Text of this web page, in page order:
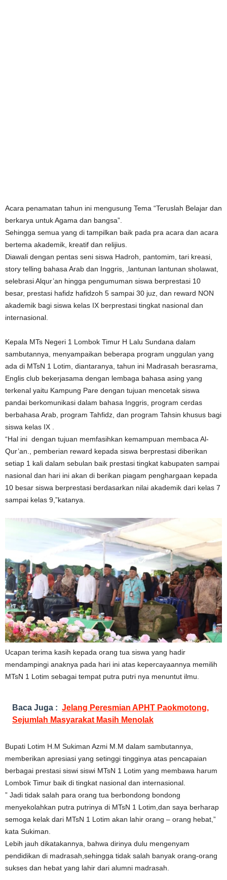
Acara penamatan tahun ini mengusung Tema “Teruslah Belajar dan
berkarya untuk Agama dan bangsa”.
Sehingga semua yang di tampilkan baik pada pra acara dan acara
bertema akademik, kreatif dan relijius.
Diawali dengan pentas seni siswa Hadroh, pantomim, tari kreasi,
story telling bahasa Arab dan Inggris, ,lantunan lantunan sholawat,
selebrasi Alqur’an hingga pengumuman siswa berprestasi 10
besar, prestasi hafidz hafidzoh 5 sampai 30 juz, dan reward NON
akademik bagi siswa kelas IX berprestasi tingkat nasional dan
internasional.
Kepala MTs Negeri 1 Lombok Timur H Lalu Sundana dalam
sambutannya, menyampaikan beberapa program unggulan yang
ada di MTsN 1 Lotim, diantaranya, tahun ini Madrasah berasrama,
Englis club bekerjasama dengan lembaga bahasa asing yang
terkenal yaitu Kampung Pare dengan tujuan mencetak siswa
pandai berkomunikasi dalam bahasa Inggris, program cerdas
berbahasa Arab, program Tahfidz, dan program Tahsin khusus bagi
siswa kelas IX .
“Hal ini dengan tujuan memfasihkan kemampuan membaca Al-
Qur’an., pemberian reward kepada siswa berprestasi diberikan
setiap 1 kali dalam sebulan baik prestasi tingkat kabupaten sampai
nasional dan hari ini akan di berikan piagam penghargaan kepada
10 besar siswa berprestasi berdasarkan nilai akademik dari kelas 7
sampai kelas 9,”katanya.
Ucapan terima kasih kepada orang tua siswa yang hadir
mendampingi anaknya pada hari ini atas kepercayaannya memilih
MTsN 1 Lotim sebagai tempat putra putri nya menuntut ilmu.
Baca Juga : Jelang Peresmian APHT Paokmotong,
Sejumlah Masyarakat Masih Menolak
Bupati Lotim H.M Sukiman Azmi M.M dalam sambutannya,
memberikan apresiasi yang setinggi tingginya atas pencapaian
berbagai prestasi siswi siswi MTsN 1 Lotim yang membawa harum
Lombok Timur baik di tingkat nasional dan internasional.
” Jadi tidak salah para orang tua berbondong bondong
menyekolahkan putra putrinya di MTsN 1 Lotim,dan saya berharap
semoga kelak dari MTsN 1 Lotim akan lahir orang – orang hebat,”
kata Sukiman.
Lebih jauh dikatakannya, bahwa dirinya dulu mengenyam
pendidikan di madrasah,sehingga tidak salah banyak orang-orang
sukses dan hebat yang lahir dari alumni madrasah.